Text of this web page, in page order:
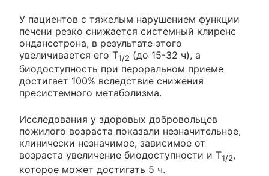
У пациентов с тяжелым нарушением функции
печени резко снижается системный клиренс
ондансетрона, в результате этого
увеличивается его T1/2 (до 15-32 ч), а
биодоступность при пероральном приеме
достигает 100% вследствие снижения
пресистемного метаболизма.
Исследования у здоровых добровольцев
пожилого возраста показали незначительное,
клинически незначимое, зависимое от
возраста увеличение биодоступности и T1/2,
которое может достигать 5 ч.